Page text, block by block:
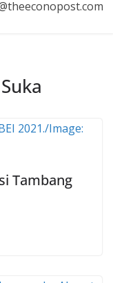
Tambang